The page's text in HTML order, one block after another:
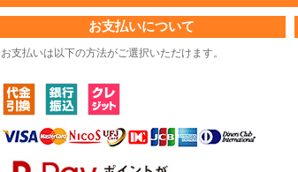
お支払いについて
お支払いは以下の方法がご選択いただけます。